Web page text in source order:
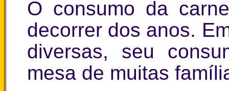
O consumo da
decorrer dos anos.
diversas, seu
mesa de muitas